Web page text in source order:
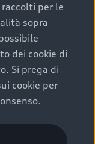
e
garantiscono
ufficiale
Audi Prima
che viene
e coperto da
tutela del tuo
per le
sopra
dei cookie di
Si prega di
cookie per